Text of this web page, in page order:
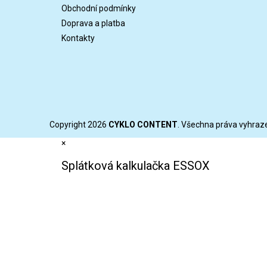
Obchodní podmínky
Doprava a platba
Kontakty
Copyright 2026 CYKLO CONTENT. Všechna práva
×
Splátková kalkulačka ESSOX